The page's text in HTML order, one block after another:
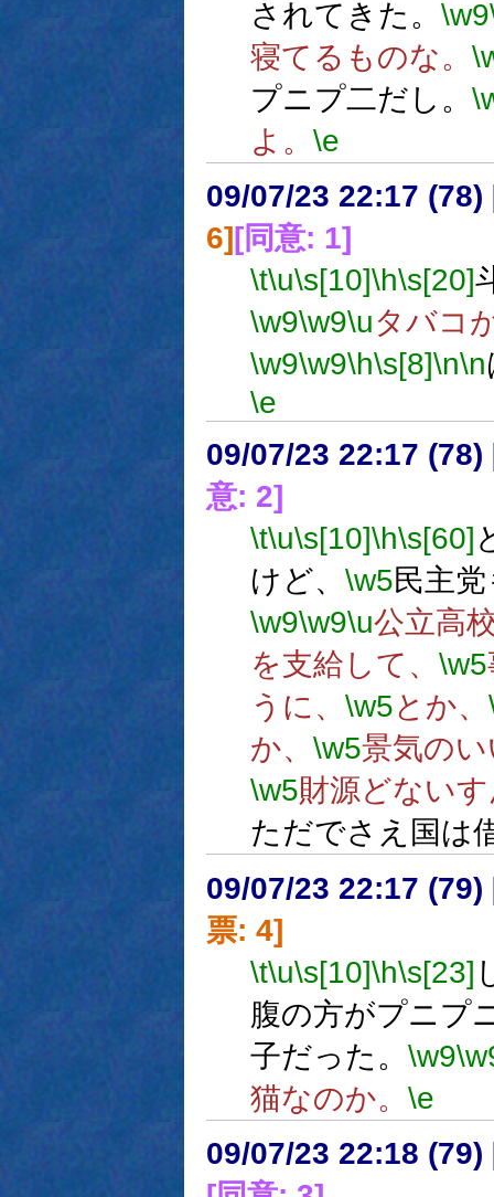
されてきた。 \w9
寝てるものな。
プニプ二だし。
よ。 \e
09/07/23 22:17 (78)
6][同意: 1]
\t\u\s[10]\h\s[20]
\w9\w9\uタバコ
\w9\w9\h\s[8]\n\n
\e
09/07/23 22:17 (78)
意: 2]
\t\u\s[10]\h\s[60]
けど、 \w5民主
\w9\w9\u公立高
を支給して、 \w5
うに、 \w5とか、
か、 \w5景気の
\w5財源どない
ただでさえ国は
09/07/23 22:17 (79)
票: 4]
\t\u\s[10]\h\s[23]
腹の方がプニプ
子だった。 \w9
猫なのか。 \e
09/07/23 22:18 (79)